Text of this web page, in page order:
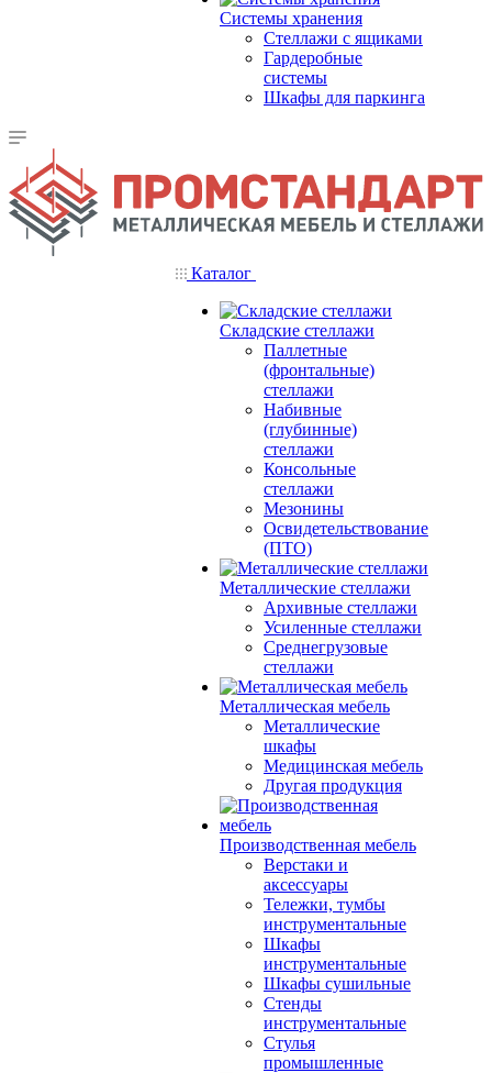
Системы хранения
Стеллажи с ящиками
Гардеробные
системы
Шкафы для паркинга
Каталог
Складские стеллажи
Паллетные
(фронтальные)
стеллажи
Набивные
(глубинные)
стеллажи
Консольные
стеллажи
Мезонины
Освидетельствование
(ПТО)
Металлические стеллажи
Архивные стеллажи
Усиленные стеллажи
Среднегрузовые
стеллажи
Металлическая мебель
Металлические
шкафы
Медицинская мебель
Другая продукция
Производственная мебель
Верстаки и
аксессуары
Тележки, тумбы
инструментальные
Шкафы
инструментальные
Шкафы сушильные
Стенды
инструментальные
Cтулья
промышленные